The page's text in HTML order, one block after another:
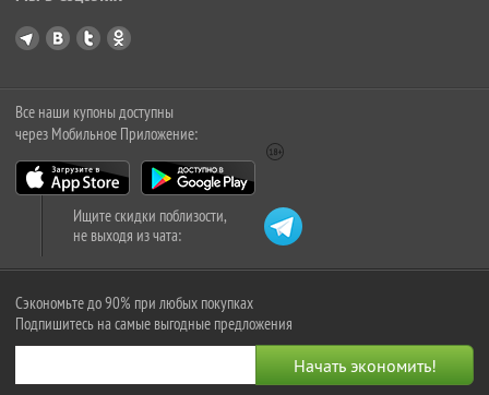
Все наши купоны доступны
через Мобильное Приложение:
Ищите скидки поблизости,
не выходя из чата:
Сэкономьте до 90% при любых покупках
Подпишитесь на самые выгодные предложения